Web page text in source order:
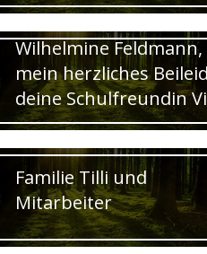
Wilhelmine Feldmann,
mein herzliches Beileid
deine Schulfreundin
Familie Tilli und
Mitarbeiter